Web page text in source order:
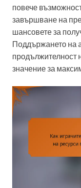
повече
завършване на
шансовете за
Поддържането на
продължителност
значение за